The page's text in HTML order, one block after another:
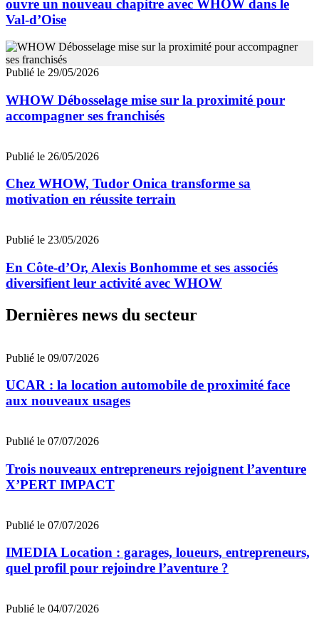
ouvre un nouveau chapitre avec WHOW dans le
Val-d’Oise
Publié le 29/05/2026
WHOW Débosselage mise sur la proximité pour
accompagner ses franchisés
Publié le 26/05/2026
Chez WHOW, Tudor Onica transforme sa
motivation en réussite terrain
Publié le 23/05/2026
En Côte-d’Or, Alexis Bonhomme et ses associés
diversifient leur activité avec WHOW
Dernières news du secteur
Publié le 09/07/2026
UCAR : la location automobile de proximité face
aux nouveaux usages
Publié le 07/07/2026
Trois nouveaux entrepreneurs rejoignent l’aventure
X’PERT IMPACT
Publié le 07/07/2026
IMEDIA Location : garages, loueurs, entrepreneurs,
quel profil pour rejoindre l’aventure ?
Publié le 04/07/2026